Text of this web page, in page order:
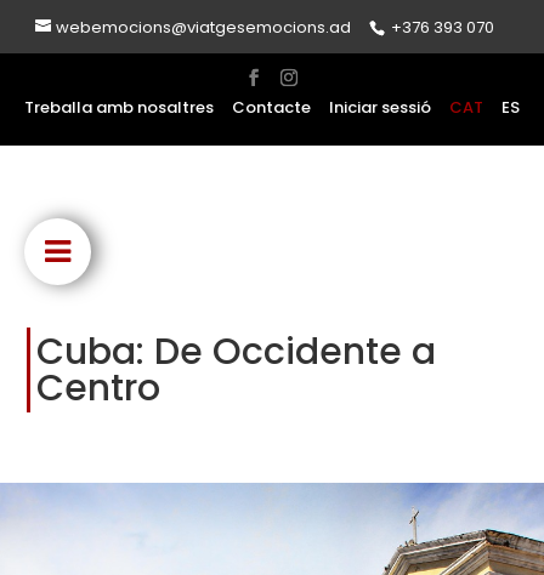
webemocions@viatgesemocions.ad +376 393 070
Treballa amb nosaltres Contacte Iniciar sessió CAT ES
Cuba: De Occidente a
Centro